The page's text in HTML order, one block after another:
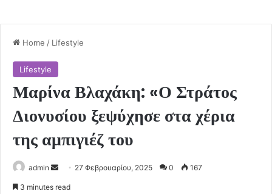
Home / Lifestyle
Lifestyle
Μαρίνα Βλαχάκη: «Ο Στράτος
Διονυσίου ξεψύχησε στα χέρια
της αμπιγιέζ του
admin
Send 27 Φεβρουαρίου, 2025 0 167
3 minutes read